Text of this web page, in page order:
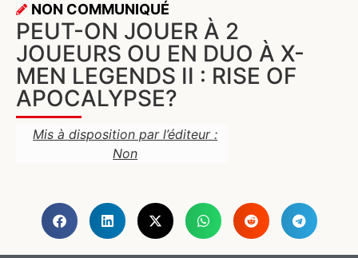
NON COMMUNIQUÉ
PEUT-ON JOUER À 2
JOUEURS OU EN DUO À X-
MEN LEGENDS II : RISE OF
APOCALYPSE?
Mis à disposition par l’éditeur :
Non